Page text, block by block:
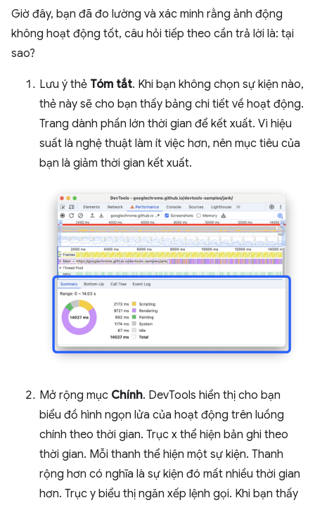
Giờ đây, bạn đã đo lường và xác minh rằng ảnh động
không hoạt động tốt, câu hỏi tiếp theo cần trả lời là: tại
sao?
Lưu ý thẻ Tóm tắt. Khi bạn không chọn sự kiện nào,
thẻ này sẽ cho bạn thấy bảng chi tiết về hoạt động.
Trang dành phần lớn thời gian để kết xuất. Vì hiệu
suất là nghệ thuật làm ít việc hơn, nên mục tiêu của
bạn là giảm thời gian kết xuất.
Mở rộng mục Chính. DevTools hiển thị cho bạn
biểu đồ hình ngọn lửa của hoạt động trên luồng
chính theo thời gian. Trục x thể hiện bản ghi theo
thời gian. Mỗi thanh thể hiện một sự kiện. Thanh
rộng hơn có nghĩa là sự kiện đó mất nhiều thời gian
hơn. Trục y biểu thị ngăn xếp lệnh gọi. Khi bạn thấy